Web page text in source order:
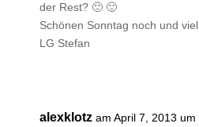
der Rest? 🙂 🙂
Schönen Sonntag noch und
LG Stefan
alexklotz am April 7, 2013 um